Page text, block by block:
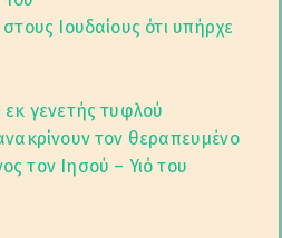
Ιουδαίους ότι υπήρχε
εκ γενετής τυφλού
τον θεραπευμένο
τον Ιησού – Υιό του